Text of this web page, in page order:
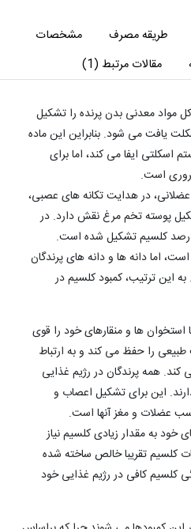
طریقه مصرف
مشخصات
مقالات مرتبط (1)
مواد معدنی بدن پرنده را تشکیل
یافت می شود. بنابراین این ماده
ایفا می کند، اما برای
است.
عضلانی، در هدایت تکانه های عصبی،
پوسته تخم مرغ نقش دارد. در
اما دانه ها و دانه های پرندگان
این ترتیب، کمبود کلسیم در
ها و منقارهای خود را قوی
را حفظ می کند و به ارتباط
همه پرندگان در رژیم غذایی
این برای تشکیل اعصاب و
عضلات و مغز آنها است.
خود به مقدار زیادی کلسیم نیاز
کلسیم تقریبا خالص ساخته شده
کلسیم کافی در رژیم غذایی خود